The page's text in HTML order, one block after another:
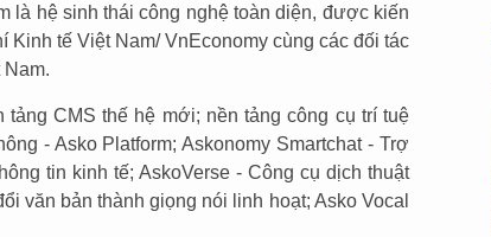
là hệ sinh thái công nghệ toàn diện, được kiến
tế Việt Nam/ VnEconomy cùng các đối tác
tảng CMS thế hệ mới; nền tảng công cụ trí tuệ
- Asko Platform; Askonomy Smartchat - Trợ
tin kinh tế; AskoVerse - Công cụ dịch thuật
văn bản thành giọng nói linh hoạt; Asko Vocal